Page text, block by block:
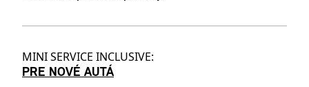
MINI SERVICE INCLUSIVE:
PRE NOVÉ AUTÁ